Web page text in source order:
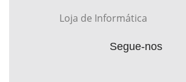
Loja de Informática
Segue-nos